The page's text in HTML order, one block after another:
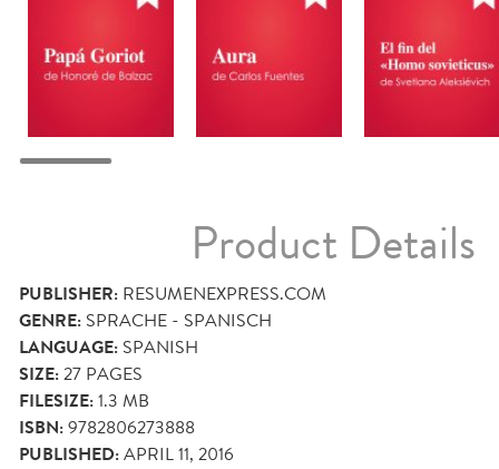
Product Details
PUBLISHER: RESUMENEXPRESS.COM
GENRE: SPRACHE - SPANISCH
LANGUAGE: SPANISH
SIZE:27 PAGES
FILESIZE:1.3 MB
ISBN:9782806273888
PUBLISHED:APRIL 11, 2016